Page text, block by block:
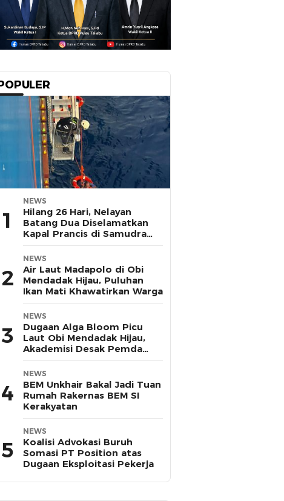
1
NEWS
Hilang 26 Hari, Nelayan
Batang Dua Diselamatkan
Kapal Prancis di Samudra
Pasifik
2
NEWS
Air Laut Madapolo di Obi
Mendadak Hijau, Puluhan
Ikan Mati Khawatirkan Warga
3
NEWS
Dugaan Alga Bloom Picu
Laut Obi Mendadak Hijau,
Akademisi Desak Pemda
Halsel Uji Sampel
4
NEWS
BEM Unkhair Bakal Jadi Tuan
Rumah Rakernas BEM SI
Kerakyatan
5
NEWS
Koalisi Advokasi Buruh
Somasi PT Position atas
Dugaan Eksploitasi Pekerja